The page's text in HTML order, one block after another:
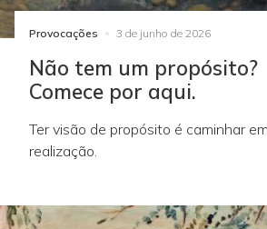
Provocações 3 de junho de 2026
Não tem um propósito?
Comece por aqui.
Ter visão de propósito é caminhar
realização.